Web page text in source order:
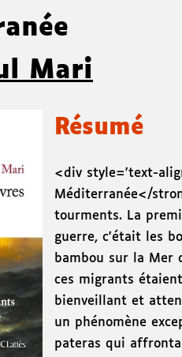
Mari
Résumé
<div style='text-
Méditerranée</
tourments. La
guerre, c'était les
bambou sur la Mer
ces migrants
bienveillant et
un phénomène
pateras qui